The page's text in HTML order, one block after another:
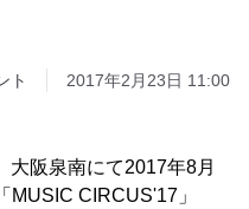
ト 2017年2月23日 11:00
大阪泉南にて2017年8月
MUSIC CIRCUS'17」